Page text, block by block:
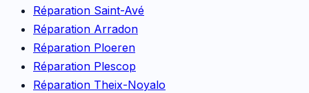
Réparation Saint-Avé
Réparation Arradon
Réparation Ploeren
Réparation Plescop
Réparation Theix-Noyalo